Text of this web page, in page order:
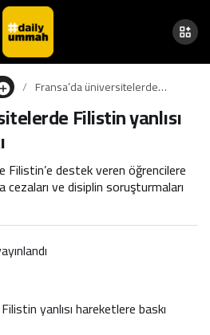
Fransa’da üniversitelerde
Filistin yanlısı hareketlere baskı
Filistin yanlısı
Filistin’e destek veren öğrencilere
cezaları ve disiplin soruşturmaları
0